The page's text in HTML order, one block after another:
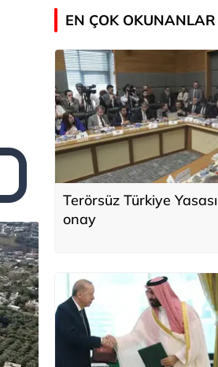
EN ÇOK OKUNANLAR
Terörsüz Türkiye
onay